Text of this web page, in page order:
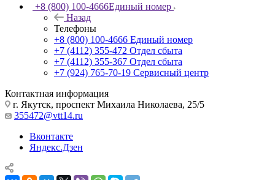
+8 (800) 100-4666Единый номер
Назад
Телефоны
+8 (800) 100-4666 Единый номер
+7 (4112) 355-472 Отдел сбыта
+7 (4112) 355-367 Отдел сбыта
+7 (924) 765-70-19 Сервисный центр
Контактная информация
г. Якутск, проспект Михаила Николаева, 25/5
355472@vtt14.ru
Вконтакте
Яндекс.Дзен